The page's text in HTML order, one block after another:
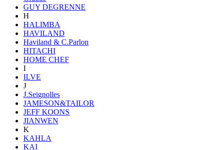
GUY DEGRENNE
H
HALIMBA
HAVILAND
Haviland & C.Parlon
HITACHI
HOME CHEF
I
ILVE
J
J.Seignolles
JAMESON&TAILOR
JEFF KOONS
JIANWEN
K
KAHLA
KAI